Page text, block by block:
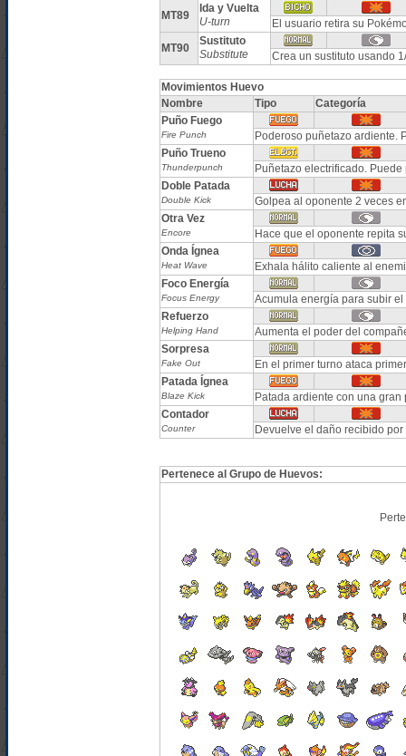
MT89
Ida y Vuelta
U-turn
El usuario retira su
MT90
Sustituto
Substitute
Crea un sustituto usando
Movimientos Huevo
Nombre
Tipo
Categoría
Puño Fuego
Fire Punch
Poderoso puñetazo ardiente.
Puño Trueno
Thunderpunch
Puñetazo electrificado. Puede
Doble Patada
Double Kick
Golpea al oponente 2 veces
Otra Vez
Encore
Hace que el oponente repita
Onda Ígnea
Heat Wave
Exhala hálito caliente al
Foco Energía
Focus Energy
Acumula energía para subir
Refuerzo
Helping Hand
Aumenta el poder del
Sorpresa
Fake Out
En el primer turno ataca
Patada Ígnea
Blaze Kick
Patada ardiente con una
Contador
Counter Devuelve el daño recibido
Pertenece al Grupo de Huevos: